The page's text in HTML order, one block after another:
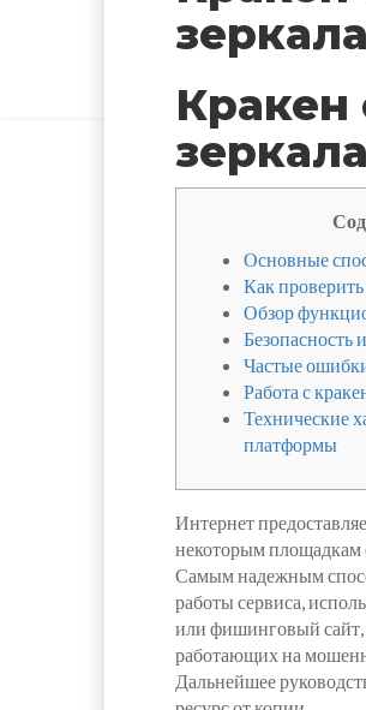
Кракен
Основные
Как
Обзор
Безопасность
Частые
Работа с
Технические
платформы
Интернет
некоторым площадкам
Самым надежным
работы сервиса,
или фишинговый сайт,
работающих на
Дальнейшее